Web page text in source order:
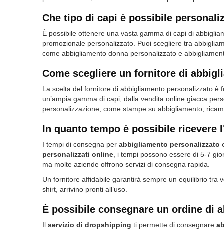
Che tipo di capi è possibile
È possibile ottenere una vasta gamma di capi di
promozionale personalizzato. Puoi scegliere tra
come abbigliamento donna personalizzato e
Come scegliere un fornitore di
La scelta del fornitore di abbigliamento personalizzato
un’ampia gamma di capi, dalla vendita online giacca
personalizzazione, come stampe su abbigliamento,
In quanto tempo è possibile ricevere
I tempi di consegna per abbigliamento personalizzato
personalizzati online , i tempi possono essere di 5-7
ma molte aziende offrono servizi di consegna rapida.
Un fornitore affidabile garantirà sempre un equilibrio tra
shirt, arrivino pronti all’uso.
È possibile consegnare un ordine di
Il servizio di dropshipping ti permette di consegnare